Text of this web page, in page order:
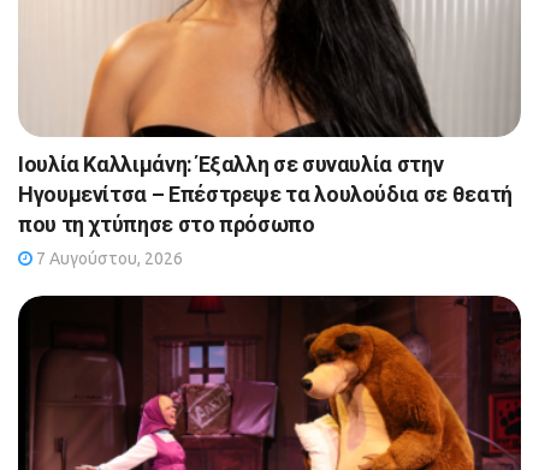
Ιουλία Καλλιμάνη: Έξαλλη σε συναυλία στην
Ηγουμενίτσα – Επέστρεψε τα λουλούδια σε θεατή
που τη χτύπησε στο πρόσωπο
7 Αυγούστου, 2026